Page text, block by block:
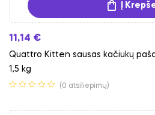
Į
11,14 €
Quattro Kitten sausas kačiukų
1,5 kg
(0 atsiliepimų)